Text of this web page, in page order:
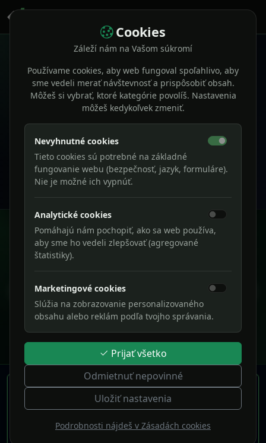
European Accessibility Act (EAA)
Pravidlá prístupnosti sa stávajú reálnou povinnosťou pre
Prvé povinnosti začali platiť od
a prechodné
obdobia sa môžu uplatňovať až do28. 6. 2030
čo to znamená pre váš projekt.
Zistiť viac
Integrujeme OpenAI, hlas, automatizáciu a prepojíme AI
s vašimi dátami a procesmi.
Predošlý
WEBSTRÁNKY & WEBOVÉ APLIKÁCIE
„Od nápadu po hotový web – rýchlo, moderne a
profesionálne“
Cookies
Záleží nám na Vašom súkromí
Používame cookies, aby web fungoval spoľahlivo, aby
sme vedeli merať návštevnosť a prispôsobiť obsah.
Môžeš si vybrať, ktoré kategórie povolíš. Nastavenia
môžeš kedykoľvek zmeniť.
Nevyhnutné cookies
Tieto cookies sú potrebné na základné
fungovanie webu (bezpečnosť, jazyk, formuláre).
Nie je možné ich vypnúť.
Analytické cookies
Pomáhajú nám pochopiť, ako sa web používa,
aby sme ho vedeli zlepšovať (agregované
štatistiky).
Marketingové cookies
Slúžia na zobrazovanie personalizovaného
obsahu alebo reklám podľa tvojho správania.
Prijať všetko
Odmietnuť nepovinné
Uložiť nastavenia
Podrobnosti nájdeš v Zásadách cookies